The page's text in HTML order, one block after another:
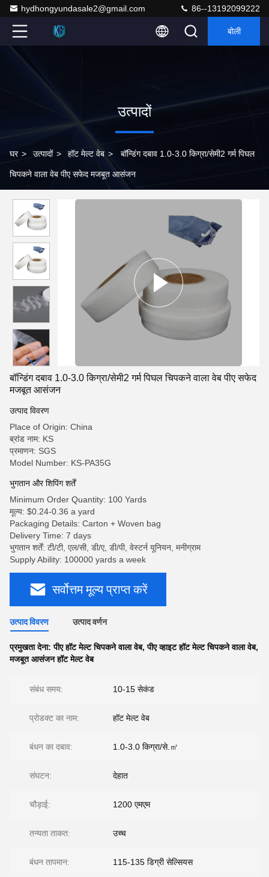
hydhongyundasale2@gmail.com 86--13192099222
बोली
उत्पादों
घर > उत्पादों > हॉट मेल्ट वेब > बॉन्डिंग दबाव 1.0-3.0 किग्रा/सेमी2 गर्म पिघल
चिपकने वाला वेब पीए सफेद मजबूत आसंजन
बॉन्डिंग दबाव 1.0-3.0 किग्रा/सेमी2 गर्म पिघल चिपकने वाला वेब पीए सफेद
मजबूत आसंजन
उत्पाद विवरण
Place of Origin: China
ब्रांड नाम: KS
प्रमाणन: SGS
Model Number: KS-PA35G
भुगतान और शिपिंग शर्तें
Minimum Order Quantity: 100 Yards
मूल्य: $0.24-0.36 a yard
Packaging Details: Carton + Woven bag
Delivery Time: 7 days
भुगतान शर्तें: टी/टी, एल/सी, डी/ए, डी/पी, वेस्टर्न यूनियन, मनीग्राम
Supply Ability: 100000 yards a week
सर्वोत्तम मूल्य प्राप्त करें
उत्पाद विवरण उत्पाद वर्णन
प्रमुखता देना:पीए हॉट मेल्ट चिपकने वाला वेब,पीए व्हाइट हॉट मेल्ट चिपकने वाला वेब,
मजबूत आसंजन हॉट मेल्ट वेब
संबंध समय: 10-15 सेकंड
प्रोडक्ट का नाम: हॉट मेल्ट वेब
बंधन का दबाव: 1.0-3.0 किग्रा/से.㎡
संघटन: देहात
चौड़ाई: 1200 एमएम
तन्यता ताकत: उच्च
बंधन तापमान: 115-135 डिग्री सेल्सियस